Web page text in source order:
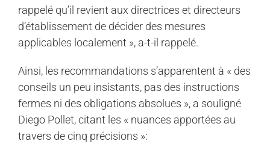
rappelé qu’il revient aux directrices et directeurs
d’établissement de décider des mesures
applicables localement », a-t-il rappelé.
Ainsi, les recommandations s’apparentent à « des
conseils un peu insistants, pas des instructions
fermes ni des obligations absolues », a souligné
Diego Pollet, citant les « nuances apportées au
travers de cinq précisions »: